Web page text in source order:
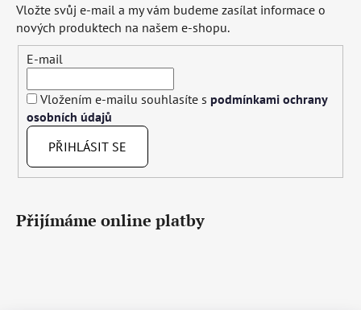
Vložte svůj e-mail a my vám budeme zasílat informace o
nových produktech na našem e-shopu.
E-mail
Vložením e-mailu souhlasíte s podmínkami ochrany
osobních údajů
PŘIHLÁSIT SE
Přijímáme online platby